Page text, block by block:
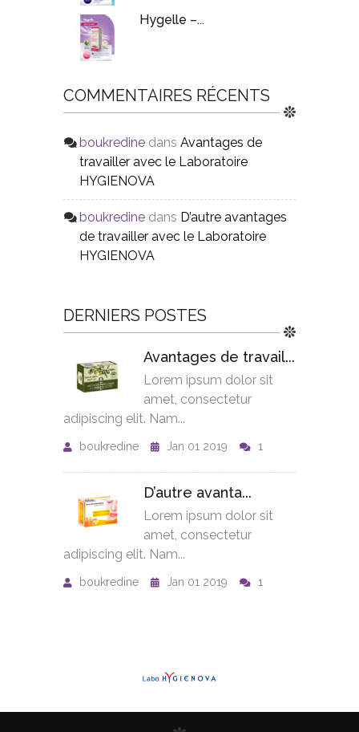
Hygelle –...
COMMENTAIRES RÉCENTS
boukredine dans Avantages de
travailler avec le Laboratoire
HYGIENOVA
boukredine dans D’autre avantages
de travailler avec le Laboratoire
HYGIENOVA
DERNIERS POSTES
Avantages de travail...
Lorem ipsum dolor sit
amet, consectetur
adipiscing elit. Nam...
boukredine Jan 01 2019 1
D’autre avanta...
Lorem ipsum dolor sit
amet, consectetur
adipiscing elit. Nam...
boukredine Jan 01 2019 1